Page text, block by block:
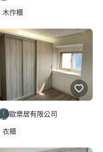
木作櫃
歐樂居有限公司
衣櫃